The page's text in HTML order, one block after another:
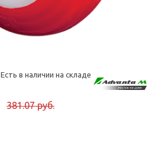
Есть в наличии на складе
381.07 руб.